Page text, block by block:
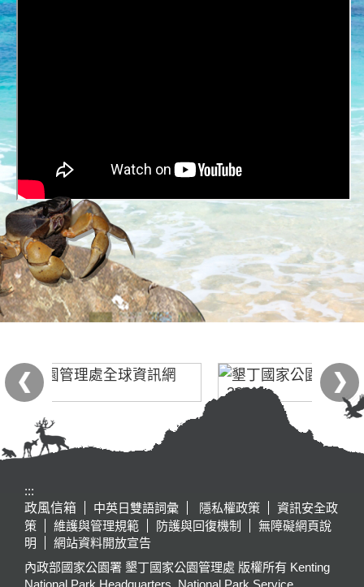
:::
政風信箱
中英日雙語詞彙 隱私權政策
資訊安全政
策
維護與管理規範 防護與回復機制
無障礙網頁說
明
網站資料開放宣告
內政部國家公園署 墾丁國家公園管理處 版權所有 Kenting
National Park Headquarters, National Park Service,